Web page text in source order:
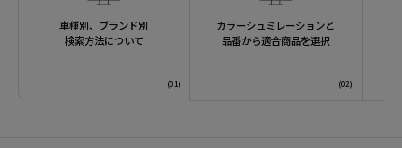
車種別、ブランド別
検索方法について
カラーシュミレーションと
品番から適合商品を選択